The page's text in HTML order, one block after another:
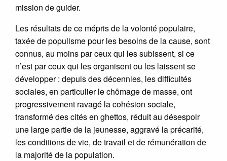
mission de guider.
Les résultats de ce mépris de la volonté populaire,
taxée de populisme pour les besoins de la cause, sont
connus, au moins par ceux qui les subissent, si ce
n’est par ceux qui les organisent ou les laissent se
développer : depuis des décennies, les difficultés
sociales, en particulier le chômage de masse, ont
progressivement ravagé la cohésion sociale,
transformé des cités en ghettos, réduit au désespoir
une large partie de la jeunesse, aggravé la précarité,
les conditions de vie, de travail et de rémunération de
la majorité de la population.